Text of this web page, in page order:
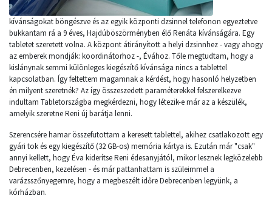
kívánságokat böngészve és az egyik központi dzsinnel telefonon egyeztetve
bukkantam rá a 9 éves, Hajdúböszörményben élő Renáta kívánságára. Egy
tabletet szeretett volna. A központ átirányított a helyi dzsinnhez - vagy ahogy
az emberek mondják: koordinátorhoz -, Évához. Tőle megtudtam, hogy a
kislánynak semmi különleges kiegészítő kívánsága nincs a tablettel
kapcsolatban. Így feltettem magamnak a kérdést, hogy hasonló helyzetben
én milyent szeretnék? Az így összeszedett paraméterekkel felszerelkezve
indultam Tabletországba megkérdezni, hogy létezik-e már az a készülék,
amelyik szeretne Reni új barátja lenni.
Szerencsére hamar összefutottam a keresett tablettel, akihez csatlakozott egy
gyári tok és egy kiegészítő (32 GB-os) memória kártya is. Ezután már "csak"
annyi kellett, hogy Éva kiderítse Reni édesanyjától, mikor lesznek legközelebb
Debrecenben, kezelésen - és már pattanhattam is szüleimmel a
varázsszőnyegemre, hogy a megbeszélt időre Debrecenben legyünk, a
kórházban.